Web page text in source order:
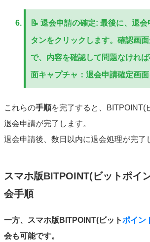
📝 退会申請の確定: 最後に、退会
タンをクリックします。確認画
で、内容を確認して問題なけれ
面キャプチャ：退会申請確定画面
これらの手順を完了すると、BITPOINT(
退会申請が完了します。
退会申請後、数日以内に退会処理が完了
スマホ版BITPOINT(ビットポイ
会手順
一方、スマホ版BITPOINT(ビットポイン
会も可能です。